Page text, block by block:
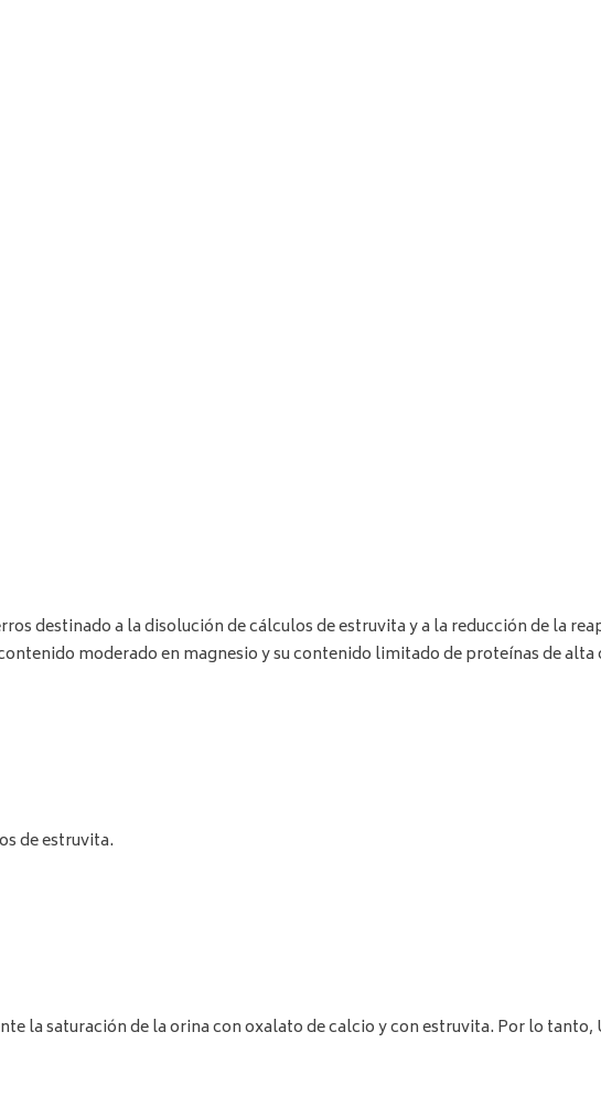
destinado a la disolución de cálculos de estruvita y a la reducción de la
moderado en magnesio y su contenido limitado de proteínas de alta
de estruvita.
la saturación de la orina con oxalato de calcio y con estruvita. Por lo tanto,